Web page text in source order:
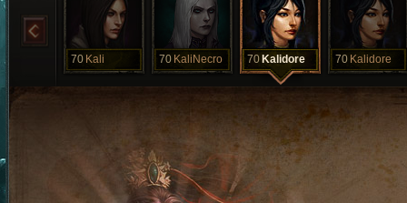
70 Kali 70 KaliNecro 70 Kalidore 70 Kalidore